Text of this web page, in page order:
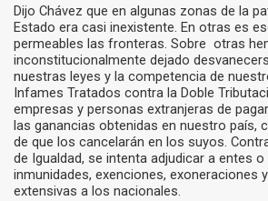
Dijo Chávez que en algunas zonas de la
Estado era casi inexistente. En otras es
permeables las fronteras. Sobre otras
inconstitucionalmente dejado
nuestras leyes y la competencia de
Infames Tratados contra la Doble
empresas y personas extranjeras de
las ganancias obtenidas en nuestro país,
de que los cancelarán en los suyos.
de Igualdad, se intenta adjudicar a entes
inmunidades, exenciones, exoneraciones
extensivas a los nacionales.